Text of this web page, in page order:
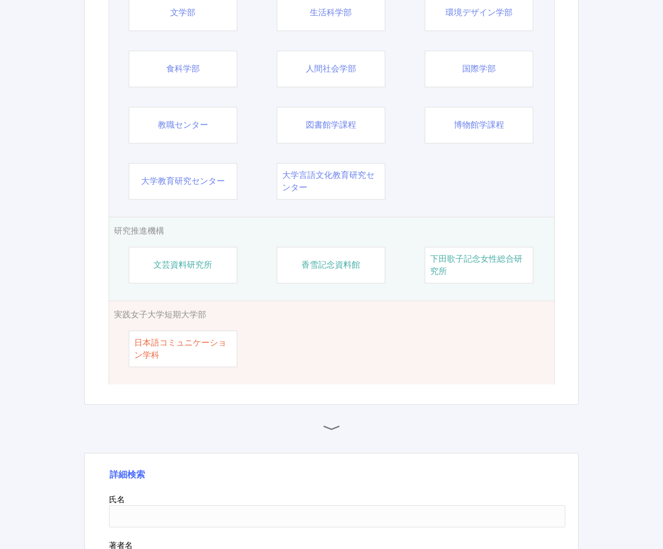
文学部 生活科学部 環境デザイン学部
食科学部 人間社会学部 国際学部
教職センター 図書館学課程 博物館学課程
大学教育研究センター
大学言語文化教育研究セ
ンター
研究推進機構
文芸資料研究所 香雪記念資料館
下田歌子記念女性総合研
究所
実践女子大学短期大学部
日本語コミュニケーショ
ン学科
詳細検索
氏名
著者名